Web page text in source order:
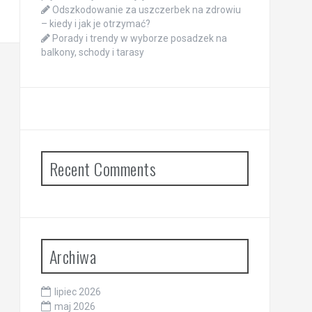
Odszkodowanie za uszczerbek na zdrowiu
– kiedy i jak je otrzymać?
Porady i trendy w wyborze posadzek na
balkony, schody i tarasy
Recent Comments
Archiwa
lipiec 2026
maj 2026